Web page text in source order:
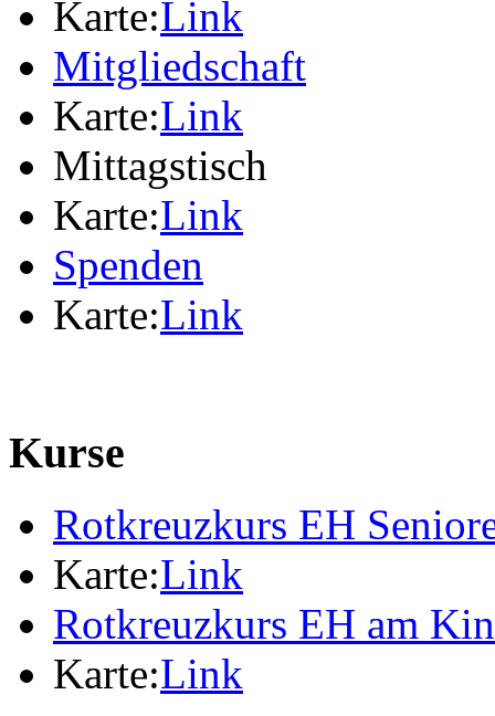
Karte:Link
Mitgliedschaft
Karte:Link
Mittagstisch
Karte:Link
Spenden
Karte:Link
Kurse
Rotkreuzkurs EH
Karte:Link
Rotkreuzkurs EH am
Karte:Link